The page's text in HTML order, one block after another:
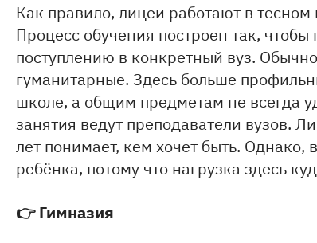
Как правило, лицеи работают в
Процесс обучения построен так,
поступлению в конкретный вуз.
гуманитарные. Здесь больше
школе, а общим предметам не всегда
занятия ведут преподаватели вузов.
лет понимает, кем хочет быть.
ребёнка, потому что нагрузка здесь
👉Гимназия